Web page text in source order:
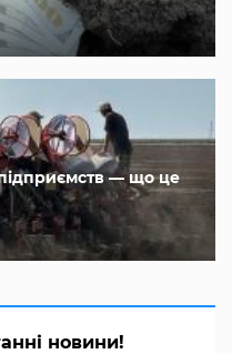
підприємств — що це
новини!